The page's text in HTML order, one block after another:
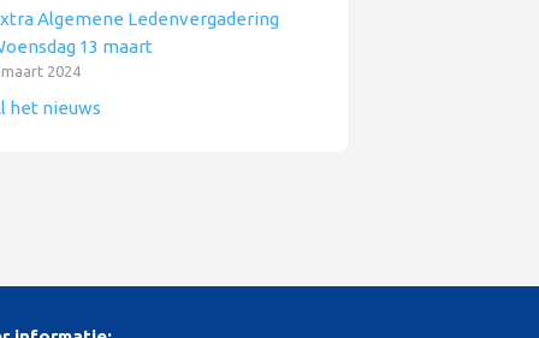
Algemene Ledenvergadering
13 maart
maart 2024
het nieuws